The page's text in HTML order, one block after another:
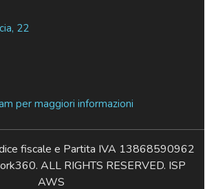
22
per maggiori informazioni
fiscale e Partita IVA 13868590962
ALL RIGHTS RESERVED. ISP
AWS